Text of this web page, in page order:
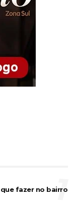
fazer no bairro
1